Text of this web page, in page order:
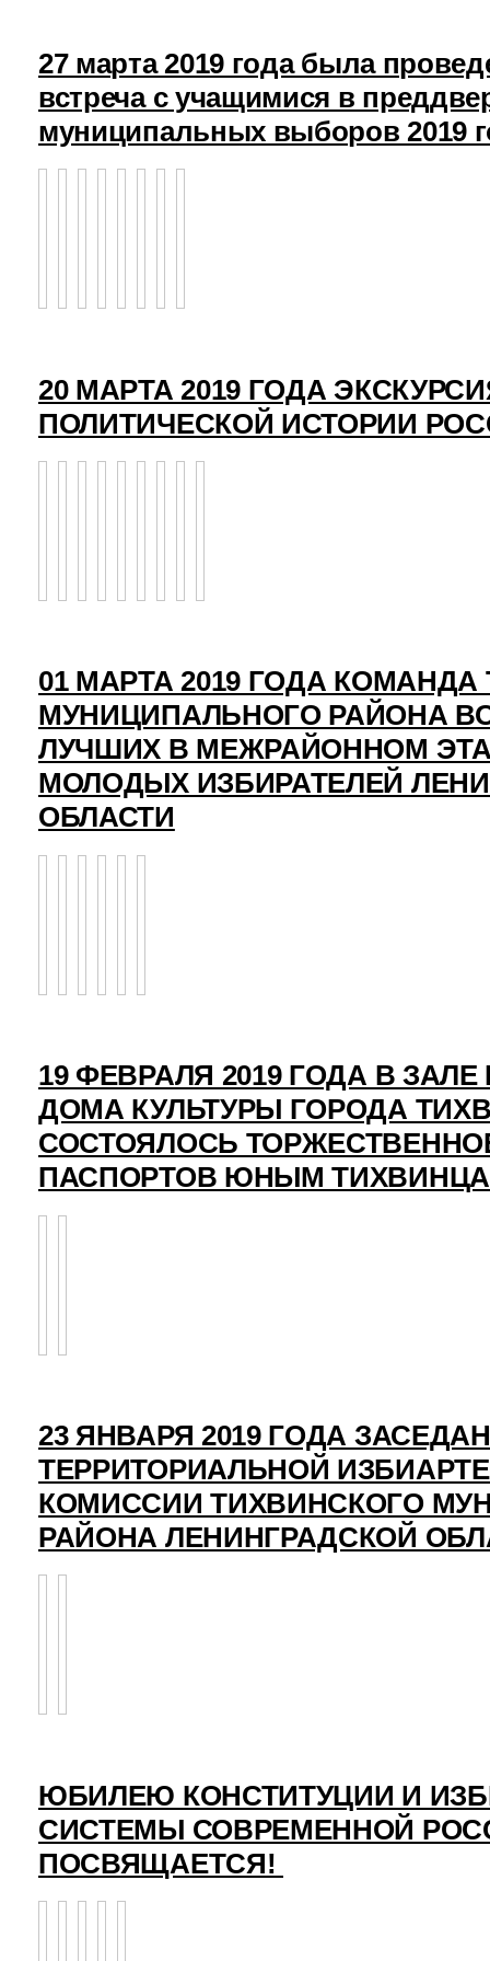
27 марта 2019 года была
встреча с учащимися в
муниципальных выборов 2019
20 МАРТА 2019 ГОДА
ПОЛИТИЧЕСКОЙ ИСТОРИИ
01 МАРТА 2019 ГОДА
МУНИЦИПАЛЬНОГО РАЙОНА
ЛУЧШИХ В МЕЖРАЙОННОМ
МОЛОДЫХ ИЗБИРАТЕЛЕЙ
ОБЛАСТИ
19 ФЕВРАЛЯ 2019 ГОДА В
ДОМА КУЛЬТУРЫ ГОРОДА
СОСТОЯЛОСЬ
ПАСПОРТОВ ЮНЫМ
23 ЯНВАРЯ 2019 ГОДА
ТЕРРИТОРИАЛЬНОЙ
КОМИССИИ ТИХВИНСКОГО
РАЙОНА ЛЕНИНГРАДСКОЙ
ЮБИЛЕЮ КОНСТИТУЦИИ И
СИСТЕМЫ СОВРЕМЕННОЙ
ПОСВЯЩАЕТСЯ!